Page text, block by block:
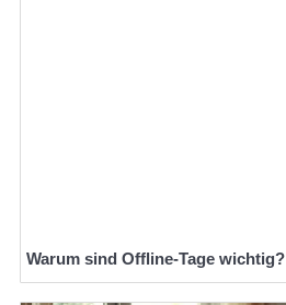
Warum sind Offline-Tage wichtig?